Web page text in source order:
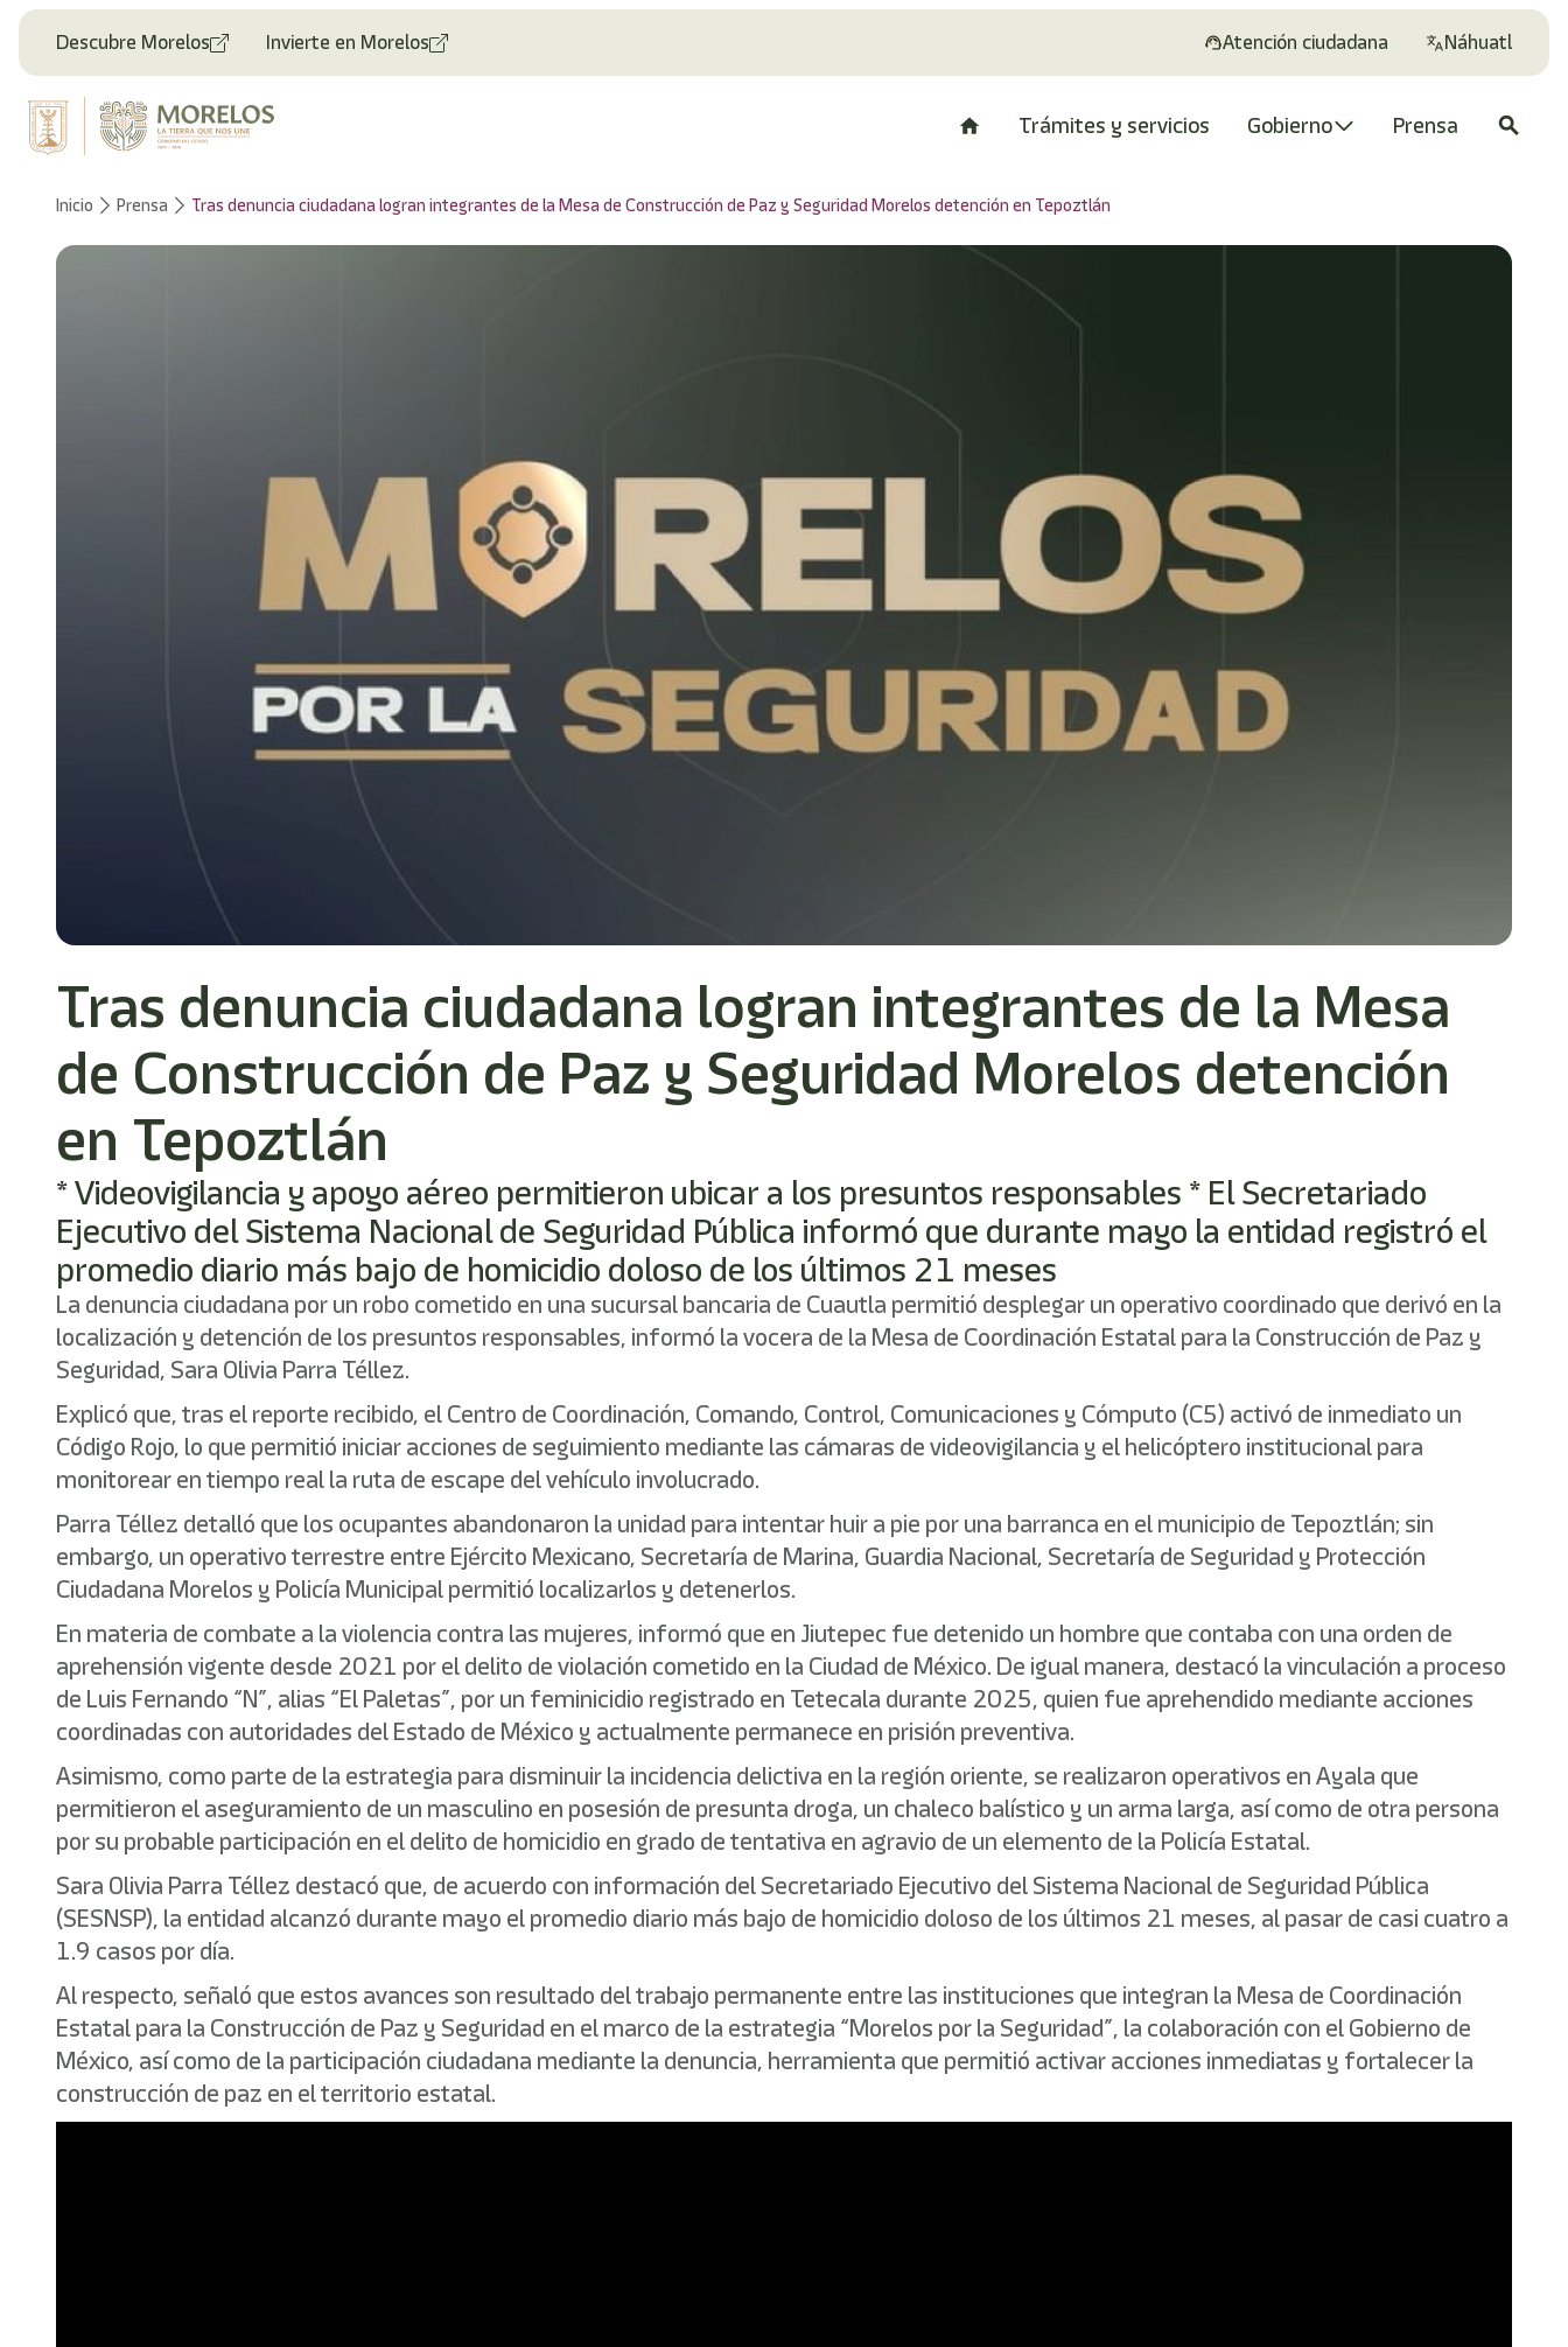
Descubre Morelos Invierte en Morelos Atención ciudadana Náhuatl
Trámites y servicios Gobierno Prensa search
Inicio Prensa Tras denuncia ciudadana logran integrantes de la Mesa de Construcción de Paz y Seguridad Morelos detención en Tepoztlán
Tras denuncia ciudadana logran integrantes de la Mesa
de Construcción de Paz y Seguridad Morelos detención
en Tepoztlán
* Videovigilancia y apoyo aéreo permitieron ubicar a los presuntos responsables * El Secretariado
Ejecutivo del Sistema Nacional de Seguridad Pública informó que durante mayo la entidad registró el
promedio diario más bajo de homicidio doloso de los últimos 21 meses
La denuncia ciudadana por un robo cometido en una sucursal bancaria de Cuautla permitió desplegar un operativo coordinado que derivó en la
localización y detención de los presuntos responsables, informó la vocera de la Mesa de Coordinación Estatal para la Construcción de Paz y
Seguridad, Sara Olivia Parra Téllez.
Explicó que, tras el reporte recibido, el Centro de Coordinación, Comando, Control, Comunicaciones y Cómputo (C5) activó de inmediato un
Código Rojo, lo que permitió iniciar acciones de seguimiento mediante las cámaras de videovigilancia y el helicóptero institucional para
monitorear en tiempo real la ruta de escape del vehículo involucrado.
Parra Téllez detalló que los ocupantes abandonaron la unidad para intentar huir a pie por una barranca en el municipio de Tepoztlán; sin
embargo, un operativo terrestre entre Ejército Mexicano, Secretaría de Marina, Guardia Nacional, Secretaría de Seguridad y Protección
Ciudadana Morelos y Policía Municipal permitió localizarlos y detenerlos.
En materia de combate a la violencia contra las mujeres, informó que en Jiutepec fue detenido un hombre que contaba con una orden de
aprehensión vigente desde 2021 por el delito de violación cometido en la Ciudad de México. De igual manera, destacó la vinculación a proceso
de Luis Fernando “N”, alias “El Paletas”, por un feminicidio registrado en Tetecala durante 2025, quien fue aprehendido mediante acciones
coordinadas con autoridades del Estado de México y actualmente permanece en prisión preventiva.
Asimismo, como parte de la estrategia para disminuir la incidencia delictiva en la región oriente, se realizaron operativos en Ayala que
permitieron el aseguramiento de un masculino en posesión de presunta droga, un chaleco balístico y un arma larga, así como de otra persona
por su probable participación en el delito de homicidio en grado de tentativa en agravio de un elemento de la Policía Estatal.
Sara Olivia Parra Téllez destacó que, de acuerdo con información del Secretariado Ejecutivo del Sistema Nacional de Seguridad Pública
(SESNSP), la entidad alcanzó durante mayo el promedio diario más bajo de homicidio doloso de los últimos 21 meses, al pasar de casi cuatro a
1.9 casos por día.
Al respecto, señaló que estos avances son resultado del trabajo permanente entre las instituciones que integran la Mesa de Coordinación
Estatal para la Construcción de Paz y Seguridad en el marco de la estrategia “Morelos por la Seguridad”, la colaboración con el Gobierno de
México, así como de la participación ciudadana mediante la denuncia, herramienta que permitió activar acciones inmediatas y fortalecer la
construcción de paz en el territorio estatal.